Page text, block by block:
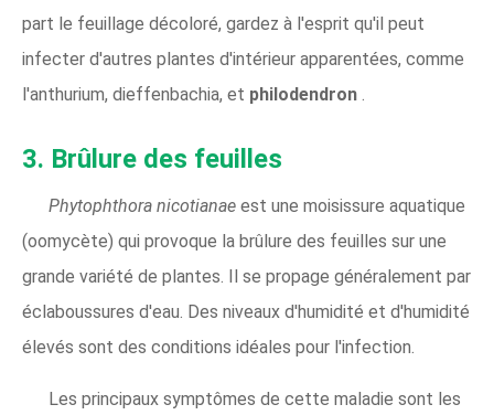
part le feuillage décoloré, gardez à l'esprit qu'il peut
infecter d'autres plantes d'intérieur apparentées, comme
l'anthurium, dieffenbachia, et philodendron
3. Brûlure des feuilles
Phytophthora nicotianae est une moisissure aquatique
(oomycète) qui provoque la brûlure des feuilles sur une
grande variété de plantes. Il se propage généralement par
éclaboussures d'eau. Des niveaux d'humidité et d'humidité
élevés sont des conditions idéales pour l'infection.
Les principaux symptômes de cette maladie sont les